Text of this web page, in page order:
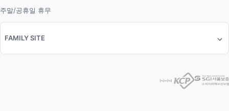
주말/공휴일 휴무
FAMILY SITE